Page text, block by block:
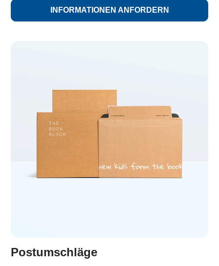
INFORMATIONEN ANFORDERN
Postumschläge